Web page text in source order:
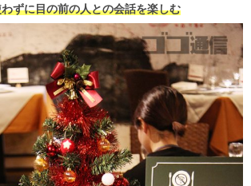
ずに目の前の人との会話を楽しむ